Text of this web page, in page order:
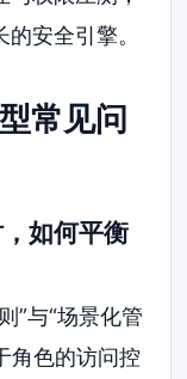
安全引擎。
常见问
如何平衡
”与“场景化管
角色的访问控